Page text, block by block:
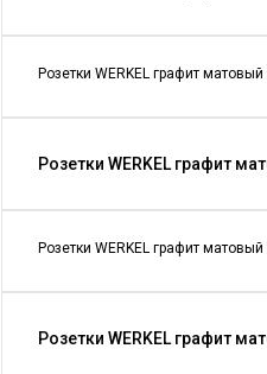
Розетки WERKEL графит
Розетки WERKEL графит
Розетки WERKEL графит
Розетки WERKEL графит